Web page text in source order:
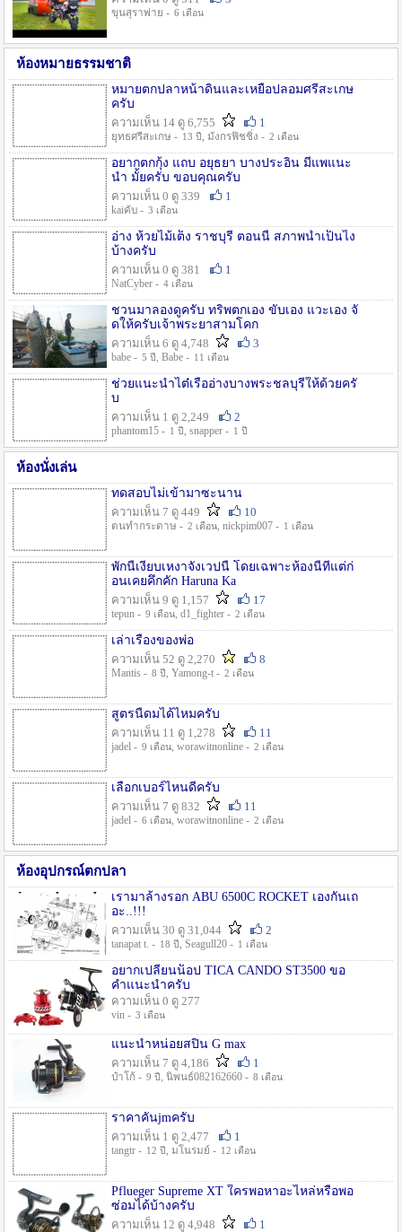
ขุนสุราพ่าย - 6 เดือน
ห้องหมายธรรมชาติ
หมายตกปลาหน้าดินและเหยื่อปลอมศรีสะเกษ
ครับ
ความเห็น 14 ดู 6,755
1
ยุทธศรีสะเกษ - 13 ปี , มังกรฟิชชิ่ง - 2 เดือน
อยากตกกุ้ง แถบ อยุธยา บางประอิน มีแพแนะ
นำ มั้ยครับ ขอบคุณครับ
ความเห็น 0 ดู 339
1
kaiคับ - 3 เดือน
อ่าง ห้วยไม้เต็ง ราชบุรี ตอนนี้ สภาพน้ำเป็นไง
บ้างครับ
ความเห็น 0 ดู 381
1
NatCyber - 4 เดือน
ชวนมาลองดูครับ ทริพตกเอง ขับเอง แวะเอง จั
ดให้ครับเจ้าพระยาสามโคก
ความเห็น 6 ดู 4,748
3
babe - 5 ปี , Babe - 11 เดือน
ช่วยแนะนำไต๋เรืออ่างบางพระชลบุรีให้ด้วยครั
บ
ความเห็น 1 ดู 2,249
2
phantom15 - 1 ปี , snapper - 1 ปี
ห้องนั่งเล่น
ทดสอบไม่เข้ามาซะนาน
ความเห็น 7 ดู 449
10
ตนทำกระดาษ - 2 เดือน, nickpim007 - 1 เดือน
พักนี้เงียบเหงาจังเวปนี้ โดยเฉพาะห้องนี้ที่แต่ก่
อนเคยคึกคัก Haruna Ka
ความเห็น 9 ดู 1,157
17
tepun - 9 เดือน, d1_fighter - 2 เดือน
เล่าเรื่องของพ่อ
ความเห็น 52 ดู 2,270
8
Mantis - 8 ปี , Yamong-t - 2 เดือน
สูตรนี้ดมได้ไหมครับ
ความเห็น 11 ดู 1,278
11
jadel - 9 เดือน, worawitnonline - 2 เดือน
เลือกเบอร์ไหนดีครับ
ความเห็น 7 ดู 832
11
jadel - 6 เดือน, worawitnonline - 2 เดือน
ห้องอุปกรณ์ตกปลา
เรามาล้างรอก ABU 6500C ROCKET เองกันเถ
อะ..!!!
ความเห็น 30 ดู 31,044
2
tanapat t. - 18 ปี , Seagull20 - 1 เดือน
อยากเปลี่ยนน็อป TICA CANDO ST3500 ขอ
คำแนะนำครับ
ความเห็น 0 ดู 277
vin - 3 เดือน
แนะนำหน่อยสปิน G max
ความเห็น 7 ดู 4,186
1
ป๋าโก้ - 9 ปี , นิพนธ์082162660 - 8 เดือน
ราคาคันjmครับ
ความเห็น 1 ดู 2,477
1
tangtr - 12 ปี , มโนรมย์ - 12 เดือน
Pflueger Supreme XT ใครพอหาอะไหล่หรือพอ
ซ่อมได้บ้างครับ
ความเห็น 12 ดู 4,948
1